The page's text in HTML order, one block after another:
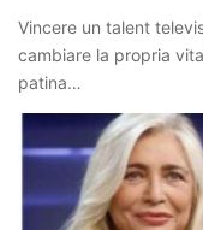
Vincere un talent
cambiare la propria
patina…